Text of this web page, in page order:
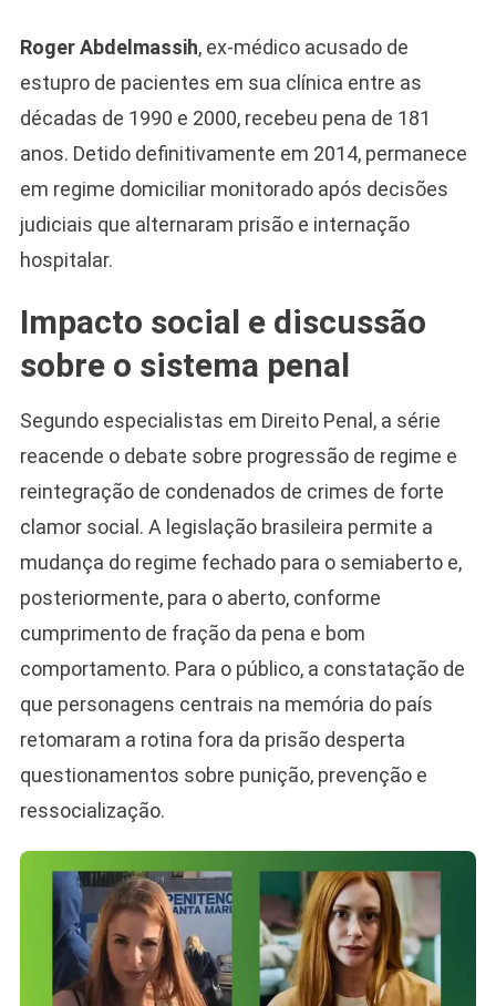
Roger Abdelmassih, ex-médico acusado de
estupro de pacientes em sua clínica entre as
décadas de 1990 e 2000, recebeu pena de 181
anos. Detido definitivamente em 2014, permanece
em regime domiciliar monitorado após decisões
judiciais que alternaram prisão e internação
hospitalar.
Impacto social e discussão
sobre o sistema penal
Segundo especialistas em Direito Penal, a série
reacende o debate sobre progressão de regime e
reintegração de condenados de crimes de forte
clamor social. A legislação brasileira permite a
mudança do regime fechado para o semiaberto e,
posteriormente, para o aberto, conforme
cumprimento de fração da pena e bom
comportamento. Para o público, a constatação de
que personagens centrais na memória do país
retomaram a rotina fora da prisão desperta
questionamentos sobre punição, prevenção e
ressocialização.